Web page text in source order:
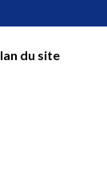
du site